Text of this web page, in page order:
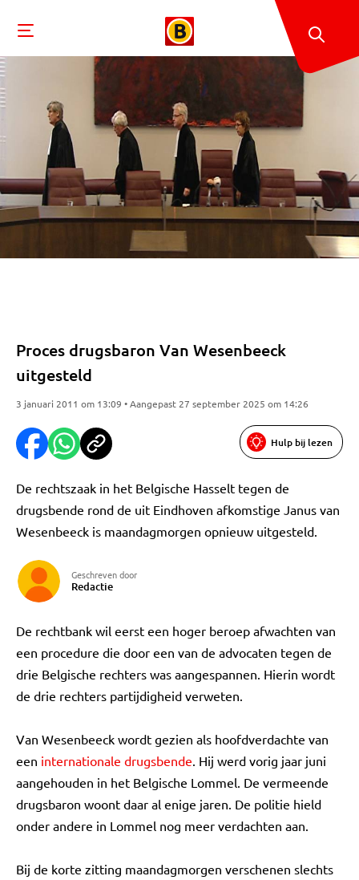
Proces drugsbaron Van Wesenbeeck
uitgesteld
3 januari 2011 om 13:09 • Aangepast 27 september 2025 om 14:26
Hulp bij lezen
De rechtszaak in het Belgische Hasselt tegen de
drugsbende rond de uit Eindhoven afkomstige Janus van
Wesenbeeck is maandagmorgen opnieuw uitgesteld.
Geschreven door
Redactie
De rechtbank wil eerst een hoger beroep afwachten van
een procedure die door een van de advocaten tegen de
drie Belgische rechters was aangespannen. Hierin wordt
de drie rechters partijdigheid verweten.
Van Wesenbeeck wordt gezien als hoofdverdachte van
een internationale drugsbende. Hij werd vorig jaar juni
aangehouden in het Belgische Lommel. De vermeende
drugsbaron woont daar al enige jaren. De politie hield
onder andere in Lommel nog meer verdachten aan.
Bij de korte zitting maandagmorgen verschenen slechts